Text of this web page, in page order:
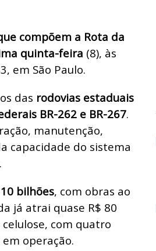
compõem a Rota da
quinta-feira (8), às
em São Paulo.
das rodovias estaduais
BR-262 e BR-267.
manutenção,
capacidade do sistema
bilhões, com obras ao
já atrai quase R$ 80
com quatro
operação.